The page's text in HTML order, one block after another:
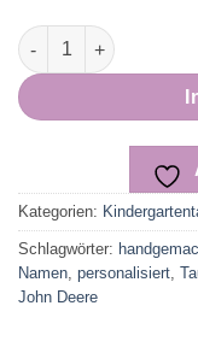
KIGA Tasche |
Kategorien:
Schlagwörter:
Namen personalisiert
John Deere